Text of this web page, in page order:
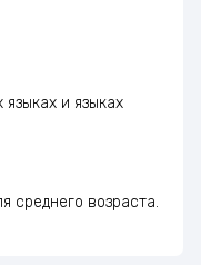
и языках
среднего возраста.